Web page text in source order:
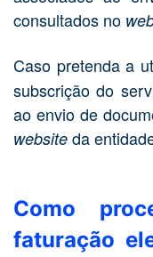
consultados no
Caso pretenda a
subscrição do
ao envio de
website da
Como
faturação